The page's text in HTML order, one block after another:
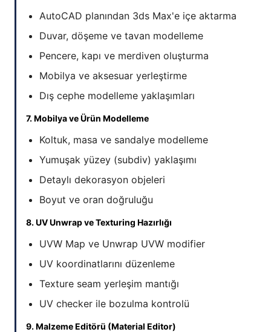
AutoCAD planından 3ds Max'e içe aktarma
Duvar, döşeme ve tavan modelleme
Pencere, kapı ve merdiven oluşturma
Mobilya ve aksesuar yerleştirme
Dış cephe modelleme yaklaşımları
7. Mobilya ve Ürün Modelleme
Koltuk, masa ve sandalye modelleme
Yumuşak yüzey (subdiv) yaklaşımı
Detaylı dekorasyon objeleri
Boyut ve oran doğruluğu
8. UV Unwrap ve Texturing Hazırlığı
UVW Map ve Unwrap UVW modifier
UV koordinatlarını düzenleme
Texture seam yerleşim mantığı
UV checker ile bozulma kontrolü
9. Malzeme Editörü (Material Editor)